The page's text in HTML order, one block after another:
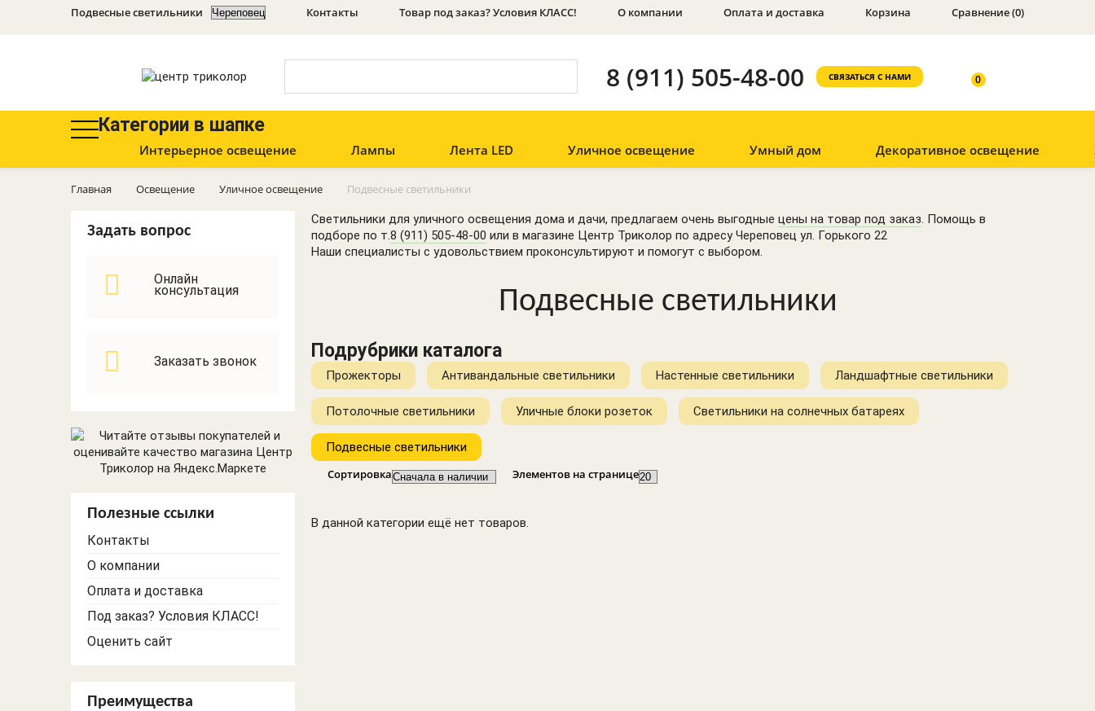
Подвесные светильники Контакты Товар под заказ? Условия КЛАСС! О компании Оплата и доставка Корзина Сравнение (0)
8 (911) 505-48-00 СВЯЗАТЬСЯ С НАМИ 0
Оценить сайт
Освещение
Усилители 3G, 4G,
GSM
Телевизионное
оборудование
Видеонаблюдение
Категории в шапке
Интерьерное освещение
Светильники с ПДУ
светильники
Подвесные
светильники
Торшеры
Офисное и ЖКХ
Лампы
Лампы
светодиодные
низковольтные
Переходники для
ламп
Лампы Эдиссона
швейных машин
Лампы линейные
Лампы
диммируемые
Лампы для
подсветки
Лампы
накаливания
лампы
Лента LED
Лента 12В
низковольтных
лент
Управление светом
Уличное освещение
Прожекторы
светильники
Ландшафтные
светильники
светильники
солнечных
батареях
Подвесные
светильники
Умный дом
Пульты управления
Розетки-таймеры
Сенсоры
Лампы с
Декоративное освещение
НЕОН
светодиодный
Гирлянды для
помещений
Главная Освещение Уличное освещение Подвесные светильники
Светильники для уличного освещения дома и дачи, предлагаем очень выгодные цены на товар под заказ. Помощь в
подборе по т.8 (911) 505-48-00 или в магазине Центр Триколор по адресу Череповец ул. Горького 22
Наши специалисты с удовольствием проконсультируют и помогут с выбором.
Подвесные светильники
Подрубрики каталога
Прожекторы Антивандальные светильники Настенные светильники Ландшафтные светильники
Потолочные светильники Уличные блоки розеток Светильники на солнечных батареях
Подвесные светильники
Элементов на странице
Сортировка
В данной категории ещё нет товаров.
Задать вопрос
Онлайн
консультация
Заказать звонок
Полезные ссылки
Контакты
О компании
Оплата и доставка
Под заказ? Условия КЛАСС!
Оценить сайт
Преимущества